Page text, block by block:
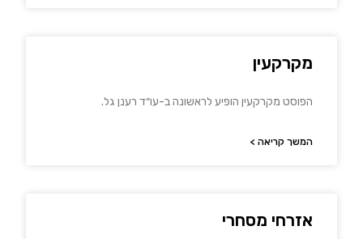
מקרקעין
הפוסט מקרקעין הופיע לראשונה ב-עו״ד רענן גל.
המשך קריאה >
אזרחי מסחרי